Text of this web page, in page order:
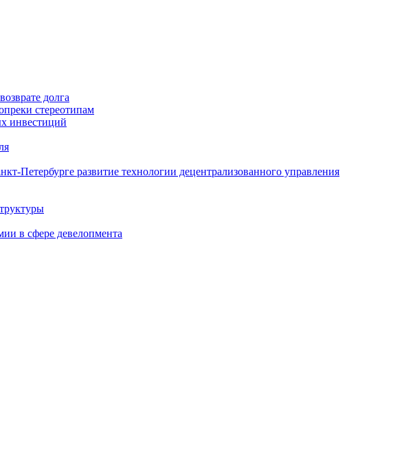
долга
стереотипам
инвестиций
развитие технологии децентрализованного управления
в сфере девелопмента